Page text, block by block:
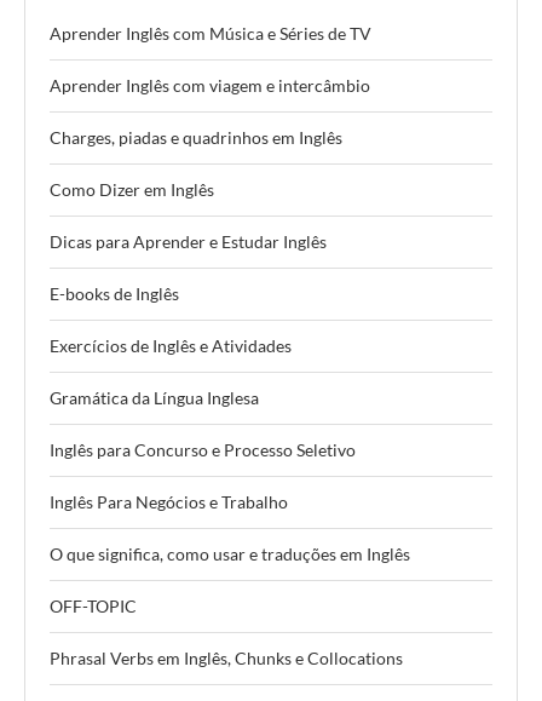
Aprender Inglês com Música e Séries de TV
Aprender Inglês com viagem e intercâmbio
Charges, piadas e quadrinhos em Inglês
Como Dizer em Inglês
Dicas para Aprender e Estudar Inglês
E-books de Inglês
Exercícios de Inglês e Atividades
Gramática da Língua Inglesa
Inglês para Concurso e Processo Seletivo
Inglês Para Negócios e Trabalho
O que significa, como usar e traduções em Inglês
OFF-TOPIC
Phrasal Verbs em Inglês, Chunks e Collocations